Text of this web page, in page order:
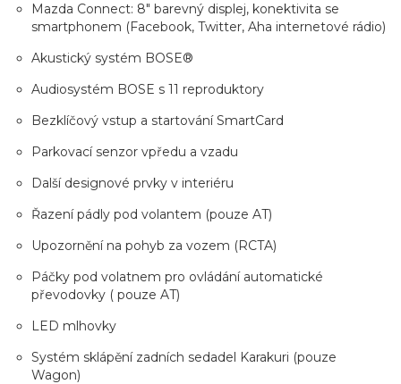
Mazda Connect: 8" barevný displej, konektivita se
smartphonem (Facebook, Twitter, Aha internetové rádio)
Akustický systém BOSE®
Audiosystém BOSE s 11 reproduktory
Bezklíčový vstup a startování SmartCard
Parkovací senzor vpředu a vzadu
Další designové prvky v interiéru
Řazení pádly pod volantem (pouze AT)
Upozornění na pohyb za vozem (RCTA)
Páčky pod volatnem pro ovládání automatické
převodovky ( pouze AT)
LED mlhovky
Systém sklápění zadních sedadel Karakuri (pouze
Wagon)